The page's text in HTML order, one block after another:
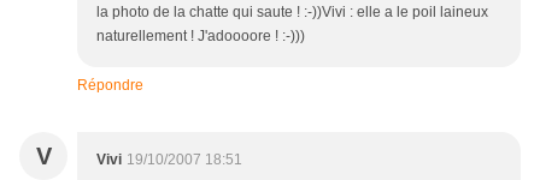
la photo de la chatte qui saute ! :-))Vivi : elle a le poil laineux
naturellement ! J'adoooore ! :-)))
Répondre
V Vivi 19/10/2007 18:51